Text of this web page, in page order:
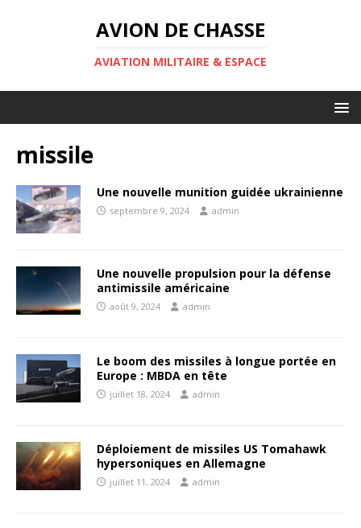
AVION DE CHASSE
AVIATION MILITAIRE & ESPACE
missile
Une nouvelle munition guidée ukrainienne
septembre 9, 2024 admin
Une nouvelle propulsion pour la défense
antimissile américaine
août 9, 2024 admin
Le boom des missiles à longue portée en
Europe : MBDA en tête
juillet 18, 2024 admin
Déploiement de missiles US Tomahawk
hypersoniques en Allemagne
juillet 11, 2024 admin